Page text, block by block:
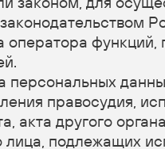
извлечение,
(распространение,
обезличивание,
и уничтожение
автоматизированную
данных с получением и/
информации
сетям